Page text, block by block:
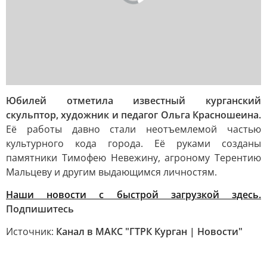
Юбилей отметила известный курганский
скульптор, художник и педагог Ольга Красношеина.
Её работы давно стали неотъемлемой частью
культурного кода города. Её руками созданы
памятники Тимофею Невежину, агроному Терентию
Мальцеву и другим выдающимся личностям.
Наши новости с быстрой загрузкой здесь.
Подпишитесь
Источник: Канал в МАКС "ГТРК Курган | Новости"